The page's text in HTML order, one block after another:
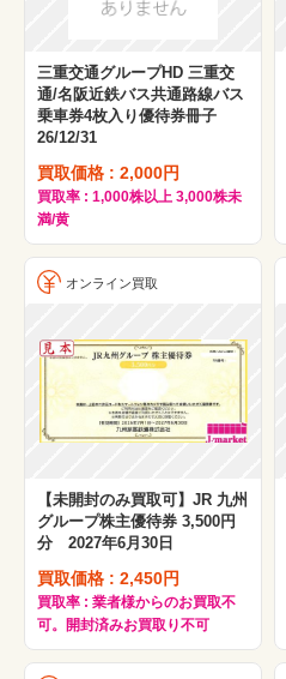
三重交通グループHD 三重交
通/名阪近鉄バス共通路線バス
乗車券4枚入り優待券冊子
26/12/31
買取価格 : 2,000円
買取率 : 1,000株以上 3,000株未
満/黄
オンライン買取
【未開封のみ買取可】JR 九州
グループ株主優待券 3,500円
分 2027年6月30日
買取価格 : 2,450円
買取率 : 業者様からのお買取不
可。開封済みお買取り不可